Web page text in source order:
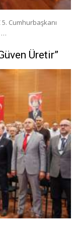
Cumhurbaşkanı
…
Üretir”